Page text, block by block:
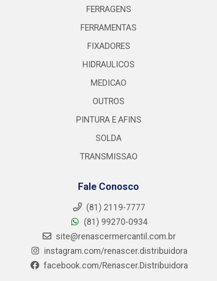
FERRAGENS
FERRAMENTAS
FIXADORES
HIDRAULICOS
MEDICAO
OUTROS
PINTURA E AFINS
SOLDA
TRANSMISSAO
Fale Conosco
(81) 2119-7777
(81) 99270-0934
site@renascermercantil.com.br
instagram.com/renascer.distribuidora
facebook.com/Renascer.Distribuidora